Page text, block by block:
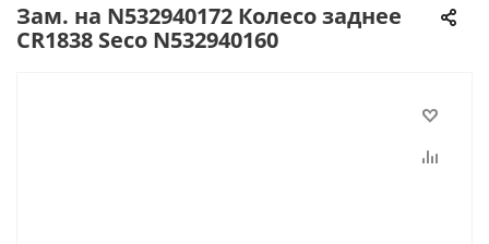
Зам. на N532940172 Колесо заднее
CR1838 Seco N532940160